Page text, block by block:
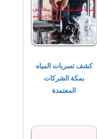
كشف تسربات المياه
بمكة الشركات
المعتمدة